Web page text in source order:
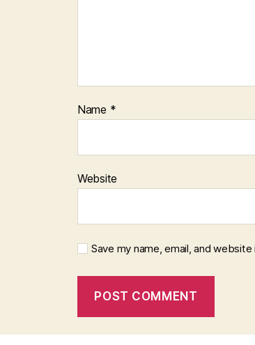
Name *
Website
Save my name, email, and